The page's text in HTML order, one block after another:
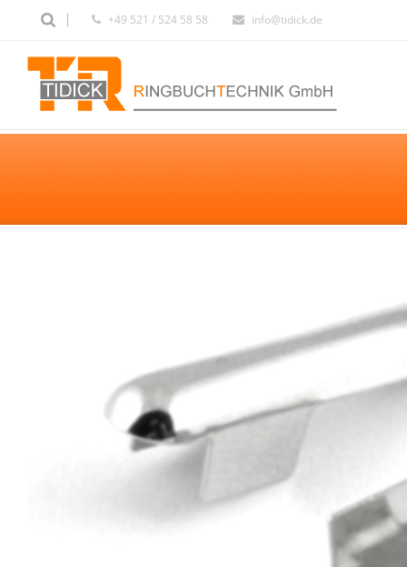
+49 521 / 524 58 58 info@tidick.de